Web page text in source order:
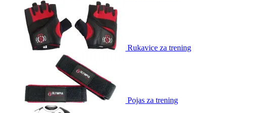
Rukavice za trening
Pojas za trening